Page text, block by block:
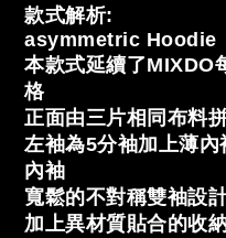
款式解析:
asymmetric Hoodie
本款式延續了MIXDO
格
正面由三片相同布料
左袖為5分袖加上薄
內袖
寬鬆的不對稱雙袖設
加上異材質貼合的收